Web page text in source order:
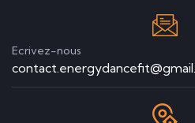
Ecrivez-nous